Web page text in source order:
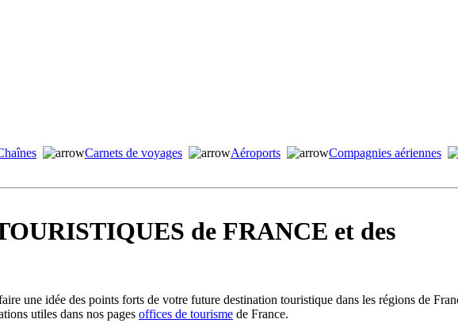
Carnets de voyages Aéroports Compagnies aériennes
de FRANCE et des
une idée des points forts de votre future destination touristique dans les régions de
utiles dans nos pages offices de tourisme de France.